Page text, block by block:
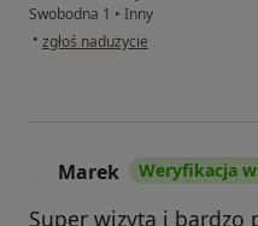
Swobodna 1 • Inny
• w opinii użytkownika Marek
zgłoś nadużycie
Marek Weryfikacja
Super wizyta i bardzo